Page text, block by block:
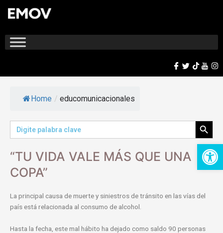
Home / educomunicacionales
Search
for:
Search Button
“TU VIDA VALE MÁS QUE UNA
COPA”
La principal causa de muerte y siniestros de tránsito en las vías del
país está relacionada al consumo de alcohol.
Hasta la fecha, este mal hábito ha dejado como saldo 90 personas